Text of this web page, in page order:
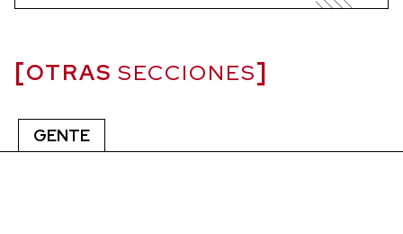
OTRAS SECCIONES
GENTE